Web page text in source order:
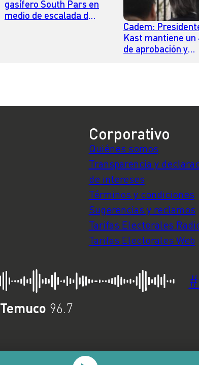
gasífero South Pars en
medio de escalada del
Cadem:
Kast mantiene un
de aprobación y
Corporativo
Quiénes somos
Transparencia y
de intereses
Términos y condiciones
Sugerencias y reclamos
Tarifas Electorales
Tarifas Electorales Web
#
Temuco 96.7